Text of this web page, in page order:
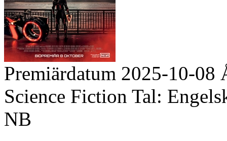
Premiärdatum 2025-10-08
Science Fiction Tal:
NB